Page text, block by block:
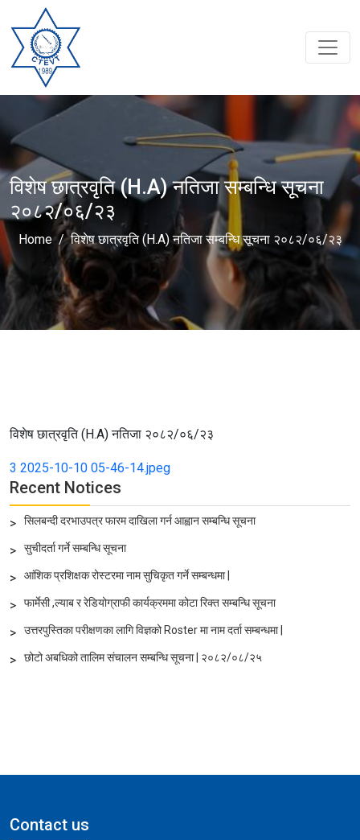
विशेष छात्रवृति (H.A) नतिजा सम्बन्धि सूचना
२०८२/०६/२३
Home विशेष छात्रवृति (H.A) नतिजा सम्बन्धि सूचना २०८२/०६/२३
विशेष छात्रवृति (H.A) नतिजा २०८२/०६/२३
3 2025-10-10 05-46-14.jpeg
Recent Notices
> सिलबन्दी दरभाउपत्र फारम दाखिला गर्न आह्वान सम्बन्धि सूचना
> सुचीदर्ता गर्ने सम्बन्धि सूचना
> आंशिक प्रशिक्षक रोस्टरमा नाम सुचिकृत गर्ने सम्बन्धमा |
> फार्मेसी ,ल्याब र रेडियोग्राफी कार्यक्रममा कोटा रिक्त सम्बन्धि सूचना
> उत्तरपुस्तिका परीक्षणका लागि विज्ञको Roster मा नाम दर्ता सम्बन्धमा |
> छोटो अबधिको तालिम संचालन सम्बन्धि सूचना | २०८२/०८/२५
Contact us